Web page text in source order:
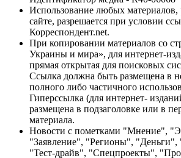
Использование любых
сайте, разрешается при условии
Корреспондент.net.
При копировании материалов со
Украины и мира», для интернет-
прямая открытая для поисковых
Ссылка должна быть размещена в
полного либо частичного
Гиперссылка (для интернет-
размещена в подзаголовке или в
материала.
Новости с пометками "Мнение",
"Заявление", "Регионы",
"Тест-драйв", "Спецпроекты",